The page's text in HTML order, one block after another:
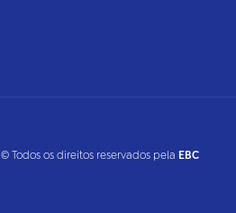
© Todos os direitos reservados pela EBC